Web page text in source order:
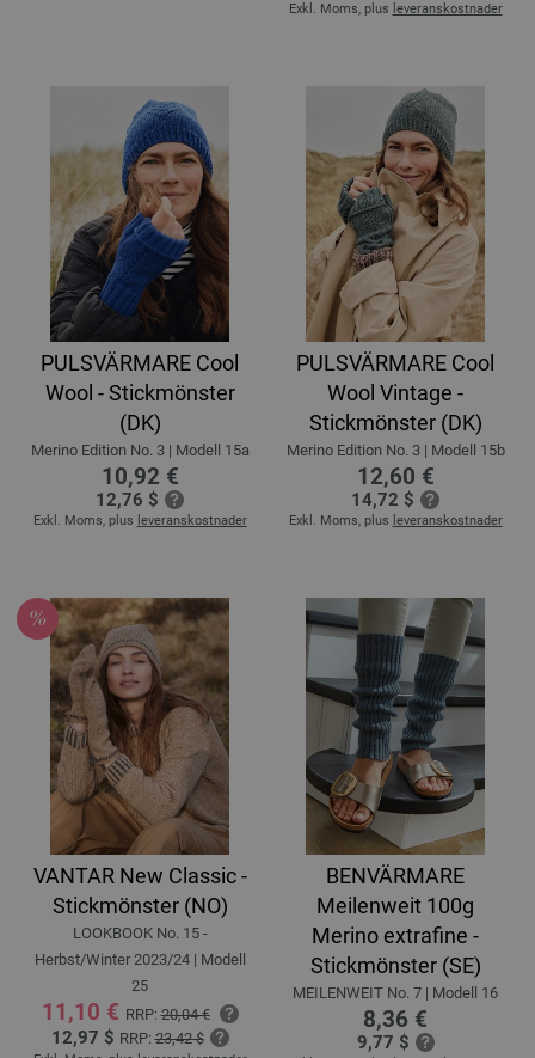
Exkl. Moms, plus leveranskostnader
PULSVÄRMARE Cool
Wool - Stickmönster
(DK)
Merino Edition No. 3 | Modell 15a
10,92 €
12,76 $
Exkl. Moms, plus leveranskostnader
PULSVÄRMARE Cool
Wool Vintage -
Stickmönster (DK)
Merino Edition No. 3 | Modell 15b
12,60 €
14,72 $
Exkl. Moms, plus leveranskostnader
VANTAR New Classic -
Stickmönster (NO)
LOOKBOOK No. 15 -
Herbst/Winter 2023/24 | Modell
25
11,10 € RRP:20,04 €
12,97 $ RRP:23,42 $
BENVÄRMARE
Meilenweit 100g
Merino extrafine -
Stickmönster (SE)
MEILENWEIT No. 7 | Modell 16
8,36 €
9,77 $